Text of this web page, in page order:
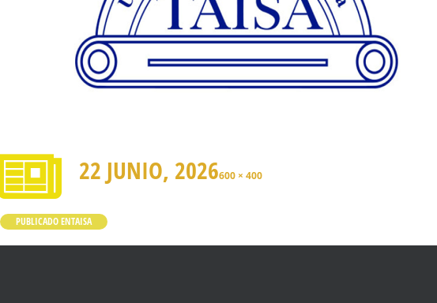
22 JUNIO, 2026600 × 400
PUBLICADO ENTAISA